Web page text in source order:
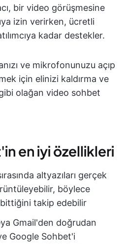
bir video görüşmesine
izin verirken, ücretli
kadar destekler.
ve mikrofonunuzu açıp
için elinizi kaldırma ve
gibi olağan video sohbet
en iyi özellikleri
altyazıları gerçek
böylece
takip edebilir
Gmail'den doğrudan
Google Sohbet'i